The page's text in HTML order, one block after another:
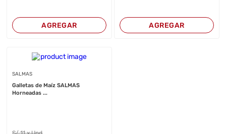
AGREGAR AGREGAR
SALMAS
Galletas de Maíz SALMAS
Horneadas ...